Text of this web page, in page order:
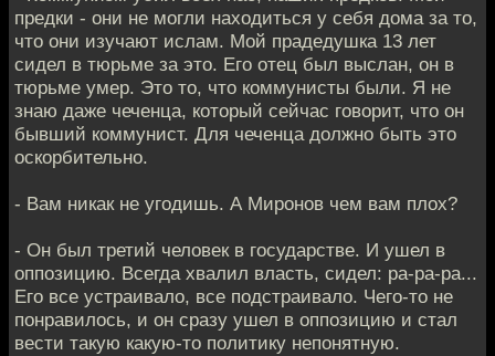
предки - они не могли находиться у себя дома за то,
что они изучают ислам. Мой прадедушка 13 лет
сидел в тюрьме за это. Его отец был выслан, он в
тюрьме умер. Это то, что коммунисты были. Я не
знаю даже чеченца, который сейчас говорит, что он
бывший коммунист. Для чеченца должно быть это
оскорбительно.
- Вам никак не угодишь. А Миронов чем вам плох?
- Он был третий человек в государстве. И ушел в
оппозицию. Всегда хвалил власть, сидел: ра-ра-ра...
Его все устраивало, все подстраивало. Чего-то не
понравилось, и он сразу ушел в оппозицию и стал
вести такую какую-то политику непонятную.